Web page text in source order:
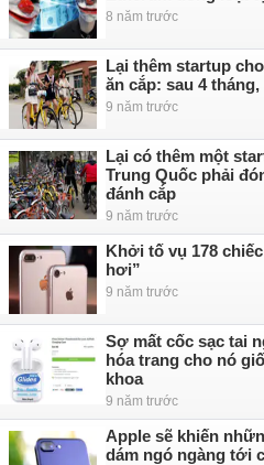
8 năm trước
Lại thêm startup
ăn cắp: sau 4
9 năm trước
Lại có thêm một
Trung Quốc phải
đánh cắp
9 năm trước
Khởi tố vụ 178
hơi”
9 năm trước
Sợ mất cốc sạc tai
hóa trang cho nó
khoa
9 năm trước
Apple sẽ khiến
dám ngó ngàng tới